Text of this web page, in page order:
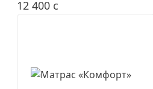
12 400 c